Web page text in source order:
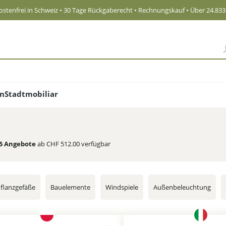
in Schweiz • 30 Tage Rückgaberecht • Rechnungskauf • Über
Stadtmobiliar
Angeboteab CHF 512.00 verfügbar
Bauelemente Windspiele Außenbeleuchtung